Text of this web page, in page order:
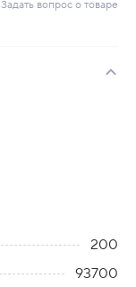
Задать вопрос о товаре
200
93700